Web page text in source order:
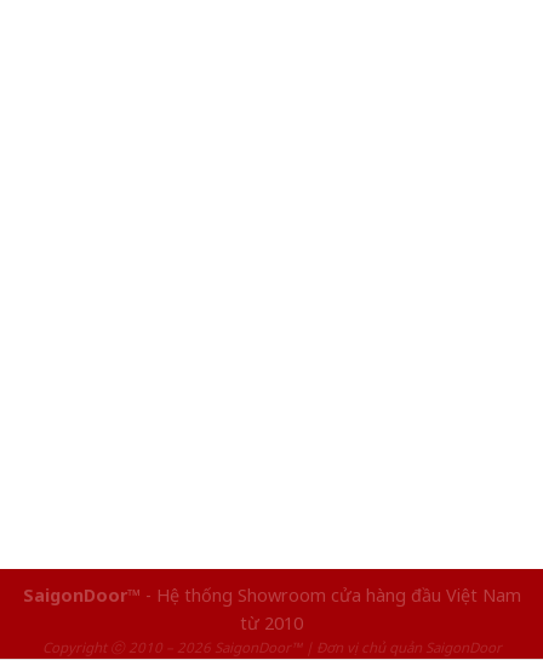
SaigonDoor™ - Hệ thống Showroom cửa hàng đầu Việt Nam
từ 2010
Copyright ⓒ 2010 – 2026 SaigonDoor™ | Đơn vị chủ quản SaigonDoor